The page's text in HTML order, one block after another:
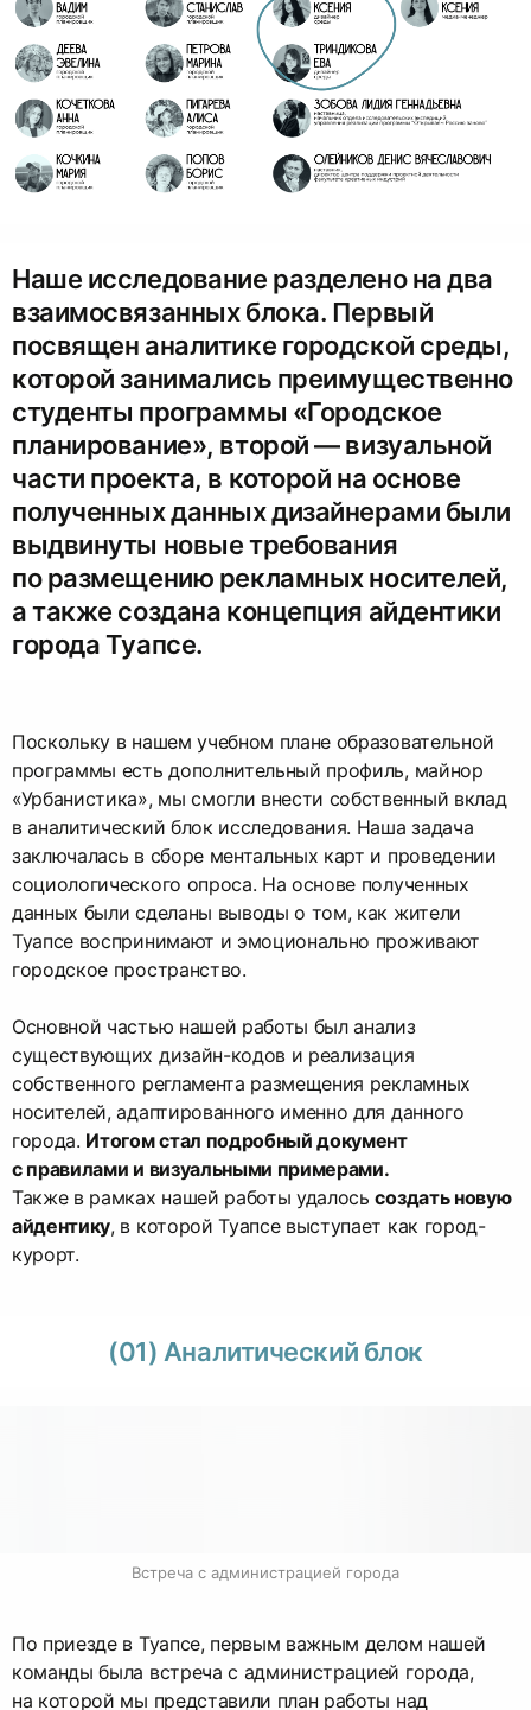
Наше исследование разделено на два
взаимосвязанных блока. Первый
посвящен аналитике городской среды,
которой занимались преимущественно
студенты программы «Городское
планирование», второй — визуальной
части проекта, в которой на основе
полученных данных дизайнерами были
выдвинуты новые требования
по размещению рекламных носителей,
а также создана концепция айдентики
города Туапсе.
Поскольку в нашем учебном плане образовательной
программы есть дополнительный профиль, майнор
«Урбанистика», мы смогли внести собственный вклад
в аналитический блок исследования. Наша задача
заключалась в сборе ментальных карт и проведении
социологического опроса. На основе полученных
данных были сделаны выводы о том, как жители
Туапсе воспринимают и эмоционально проживают
городское пространство.
Основной частью нашей работы был анализ
существующих дизайн-кодов и реализация
собственного регламента размещения рекламных
носителей, адаптированного именно для данного
города. Итогом стал подробный документ
с правилами и визуальными примерами.
Также в рамках нашей работы удалосьсоздать новую
айдентику, в которой Туапсе выступает как город-
курорт.
(01) Аналитический блок
Встреча с администрацией города
По приезде в Туапсе, первым важным делом нашей
команды была встреча с администрацией города,
на которой мы представили план работы над